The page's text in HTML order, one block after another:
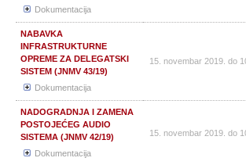
Dokumentacija
NABAVKA
INFRASTRUKTURNE
OPREME ZA DELEGATSKI
SISTEM (JNMV 43/19)
Dokumentacija
15. novembar 2019. do
NADOGRADNJA I ZAMENA
POSTOJEĆEG AUDIO
SISTEMA (JNMV 42/19)
Dokumentacija
15. novembar 2019. do